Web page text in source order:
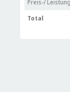
Preis-/
Total